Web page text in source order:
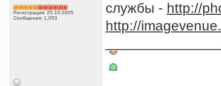
Регистрация: 25.10.2005
Сообщения: 1,053
службы - http://
http://